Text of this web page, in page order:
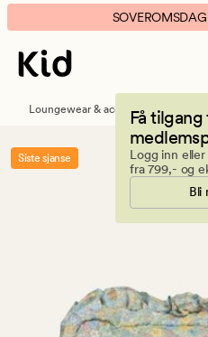
Flowerpop
stor
toalettmappe
multi
banner.
Klikk
ESCAPE
pause.
Få
Logg inn
fra 799,- og
Bli
Loungewear & accessories
Siste sjanse